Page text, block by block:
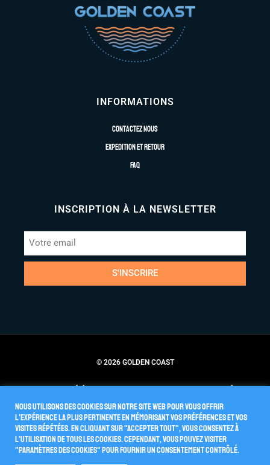
INFORMATIONS
Contactez nous
Expedition et retour
FAQ
INSCRIPTION À LA NEWSLETTER
S'INSCRIRE
© 2026 GOLDEN COAST
Nous utilisons des cookies sur notre site Web pour vous offrir
l'expérience la plus pertinente en mémorisant vos préférences et vos
visites répétées. En cliquant sur "Accepter tout", vous consentez à
l'utilisation de TOUS les cookies. Cependant, vous pouvez visiter
"Paramètres des cookies" pour fournir un consentement contrôlé.